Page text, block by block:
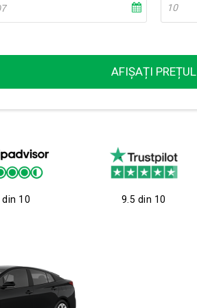
10
AFIȘAȚI PREȚUL
10 9.5 din 10